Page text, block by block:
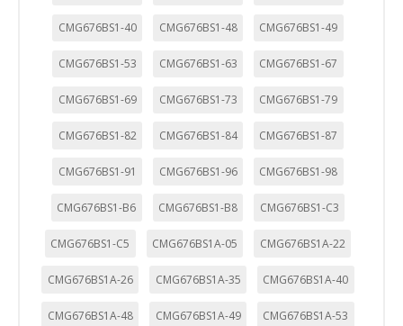
CMG676BS1-40 CMG676BS1-48 CMG676BS1-49
CMG676BS1-53 CMG676BS1-63 CMG676BS1-67
CMG676BS1-69 CMG676BS1-73 CMG676BS1-79
CMG676BS1-82 CMG676BS1-84 CMG676BS1-87
CMG676BS1-91 CMG676BS1-96 CMG676BS1-98
CMG676BS1-B6 CMG676BS1-B8 CMG676BS1-C3
CMG676BS1-C5 CMG676BS1A-05 CMG676BS1A-22
CMG676BS1A-26 CMG676BS1A-35 CMG676BS1A-40
CMG676BS1A-48 CMG676BS1A-49 CMG676BS1A-53